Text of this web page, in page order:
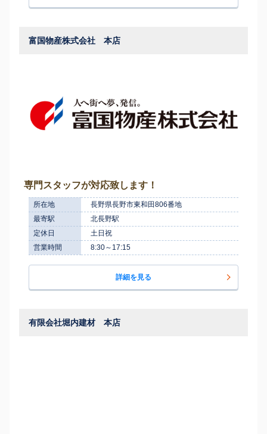
富国物産株式会社 本店
専門スタッフが対応致します！
所在地
長野県長野市東和田806番地
最寄駅
北長野駅
定休日
土日祝
営業時間
8:30～17:15
詳細を見る
有限会社堀内建材 本店